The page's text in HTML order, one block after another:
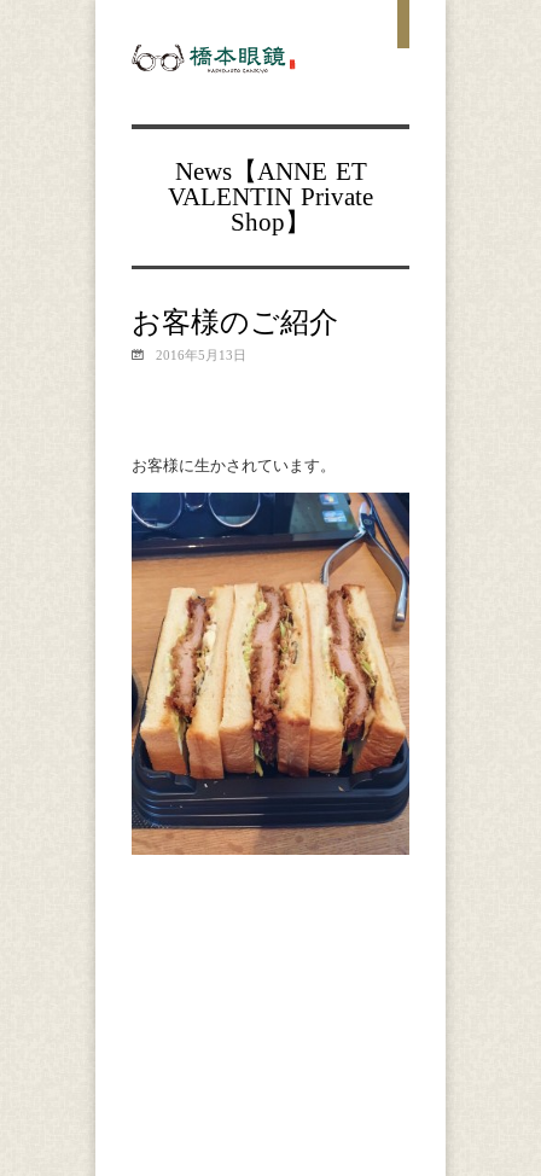
News【ANNE ET
VALENTIN Private
Shop】
お客様のご紹介
2016年5月13日
お客様に生かされています。